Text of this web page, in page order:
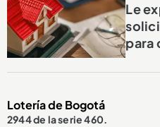
Le
para
Lotería de Bogotá
2944 de la serie 460.